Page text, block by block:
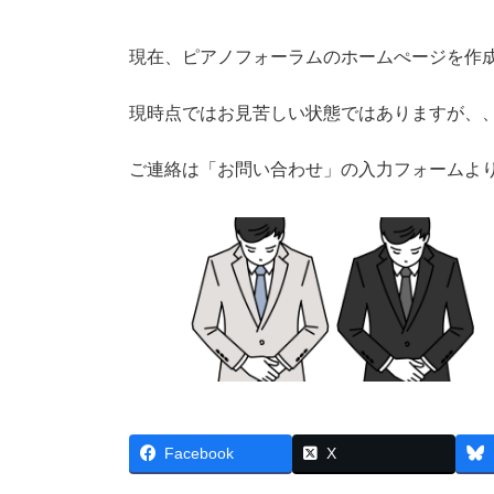
現在、ピアノフォーラムのホームぺージを作
現時点ではお見苦しい状態ではありますが、
ご連絡は「お問い合わせ」の入力フォームよ
Facebook X